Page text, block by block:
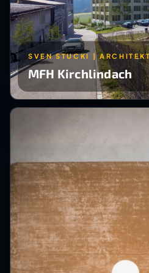
SVEN STUCKI |
MFH Kirchlindach